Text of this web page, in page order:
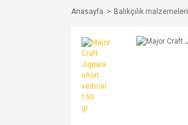
Anasayfa Balıkçılık malzemeleri